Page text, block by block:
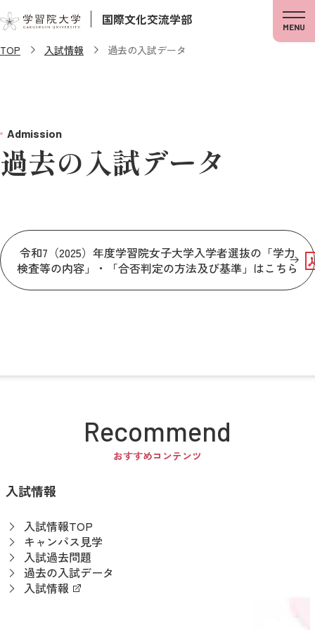
国際文化交流学部 MENU
TOP 入試情報 過去の入試データ
Admission
過去の入試データ
令和7（2025）年度学習院女子大学入学者選抜の「学力
検査等の内容」・「合否判定の方法及び基準」はこちら
Recommend
おすすめコンテンツ
入試情報
入試情報TOP
キャンパス見学
入試過去問題
過去の入試データ
入試情報